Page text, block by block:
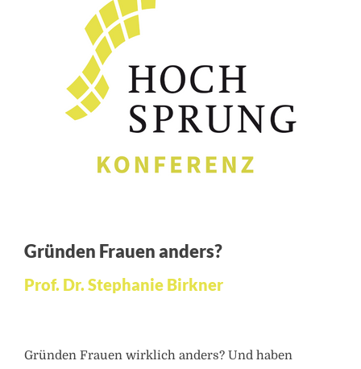
Gründen Frauen anders?
Prof. Dr. Stephanie Birkner
Gründen Frauen wirklich anders? Und haben